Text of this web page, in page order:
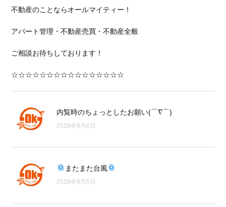
不動産のことならオールマイティー！
アパート管理・不動産売買・不動産全般
ご相談お待ちしております！
☆☆☆☆☆☆☆☆☆☆☆☆☆☆☆☆
内覧時のちょっとしたお願い(⌒∇⌒)
2026年8月6日
またまた台風
2026年8月5日